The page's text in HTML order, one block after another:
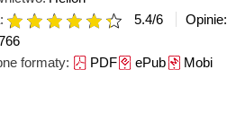
5.4/6 Opinie:
formaty: PDFePubMobi